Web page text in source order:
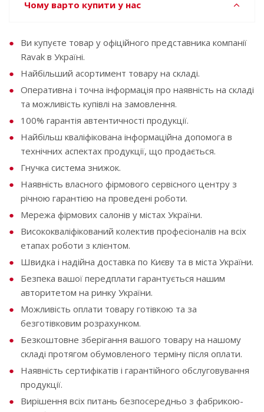
Чому варто купити у нас
Ви купуєте товар у офіційного представника компанії
Ravak в Україні.
Найбільший асортимент товару на складі.
Оперативна і точна інформація про наявність на складі
та можливість купівлі на замовлення.
100% гарантія автентичності продукції.
Найбільш кваліфікована інформаційна допомога в
технічних аспектах продукції, що продається.
Гнучка система знижок.
Наявність власного фірмового сервісного центру з
річною гарантією на проведені роботи.
Мережа фірмових салонів у містах України.
Висококваліфікований колектив професіоналів на всіх
етапах роботи з клієнтом.
Швидка і надійна доставка по Києву та в міста України.
Безпека вашої передплати гарантується нашим
авторитетом на ринку України.
Можливість оплати товару готівкою та за
безготівковим розрахунком.
Безкоштовне зберігання вашого товару на нашому
складі протягом обумовленого терміну після оплати.
Наявність сертифікатів і гарантійного обслуговування
продукції.
Вирішення всіх питань безпосередньо з фабрикою-